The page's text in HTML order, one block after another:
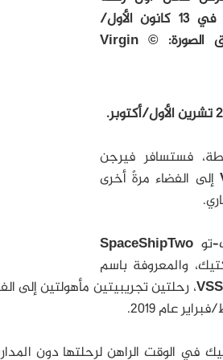
للمركبة إلى الفضاء، وذلك في 13 كانون الأول/
ديسمبر عام 2018. (حقوق الصورة: © Virgin
فستسافر فيرجن
إلى الفضاء مرةً أخرى
SpaceShipTwo
والمعروفة باسم
، رحلتين تجريبيتين مأهولتين إلى